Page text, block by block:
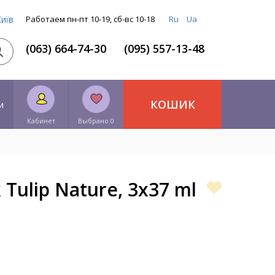
Работаем пн-пт 10-19, сб-вс 10-18 Ru Ua
(063) 664-74-30 (095) 557-13-48
Кабинет Выбрано 0
КОШИК
Tulip Nature, 3x37 ml